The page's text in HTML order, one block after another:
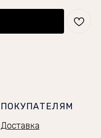
ПОКУПАТЕЛЯМ
Доставка